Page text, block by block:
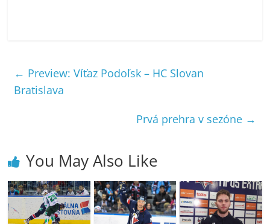
← Preview: Víťaz Podoľsk – HC Slovan
Bratislava
Prvá prehra v sezóne →
You May Also Like